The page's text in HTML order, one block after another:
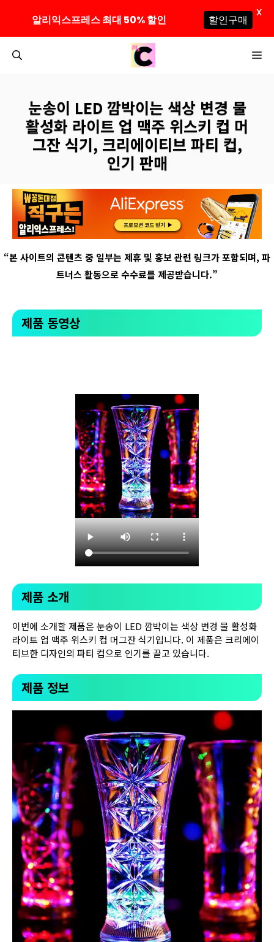
눈송이 LED 깜박이는 색상 변경 물
활성화 라이트 업 맥주 위스키 컵 머
그잔 식기, 크리에이티브 파티 컵,
인기 판매
“본 사이트의 콘텐츠 중 일부는 제휴 및 홍보 관련 링크가 포함되며, 파
트너스 활동으로 수수료를 제공받습니다.”
제품 동영상
제품 소개
이번에 소개할 제품은 눈송이 LED 깜박이는 색상 변경 물 활성화
라이트 업 맥주 위스키 컵 머그잔 식기입니다. 이 제품은 크리에이
티브한 디자인의 파티 컵으로 인기를 끌고 있습니다.
제품 정보
알리익스프레스 최대 50% 할인 할인구매
X